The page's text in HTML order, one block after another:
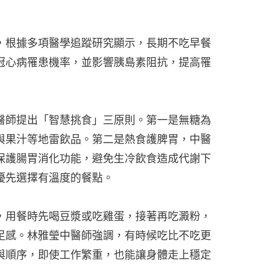
餐時先喝豆漿或吃雞蛋，接著再吃澱粉，
。林雅瑩中醫師強調，有時候吃比不吃更
養師教「4個1」早餐　上班族/糖尿病人這樣